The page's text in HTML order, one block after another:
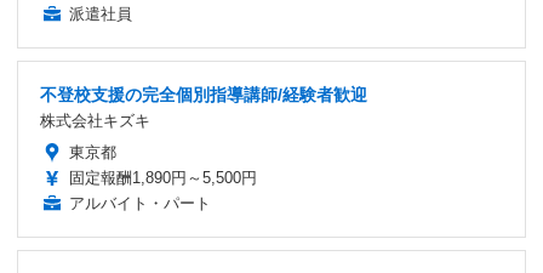
派遣社員
不登校支援の完全個別指導講師/経験者歓迎
株式会社キズキ
東京都
固定報酬1,890円～5,500円
アルバイト・パート